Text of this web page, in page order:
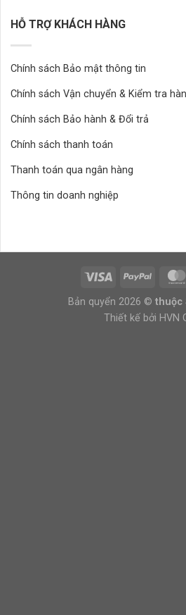
HỖ TRỢ KHÁCH HÀNG
Chính sách Bảo mật thông tin
Chính sách Vận chuyển & Kiểm tra
Chính sách Bảo hành & Đổi trả
Chính sách thanh toán
Thanh toán qua ngân hàng
Thông tin doanh nghiệp
Bản quyển 2026 © thuộc
Thiết kế bởi HVN